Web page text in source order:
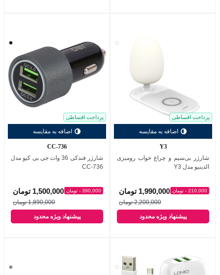
پرداخت اقساطی
اضافه به مقایسه
سفید
Y3
شارژر بی‌سیم و چراغ خواب رومیزی
الدینیو مدل Y3
210,000 - تومان 1,990,000 تومان
2,200,000 تومان
پیشنهاد ویژه محدود
پرداخت اقساطی
اضافه به مقایسه
CC-736
شارژر فندکی 36 وات جی بی کیو مدل
CC-736
390,000 - تومان 1,500,000 تومان
1,890,000 تومان
پیشنهاد ویژه محدود
سفید